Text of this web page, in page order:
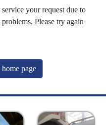
your request due to
Please try again
page